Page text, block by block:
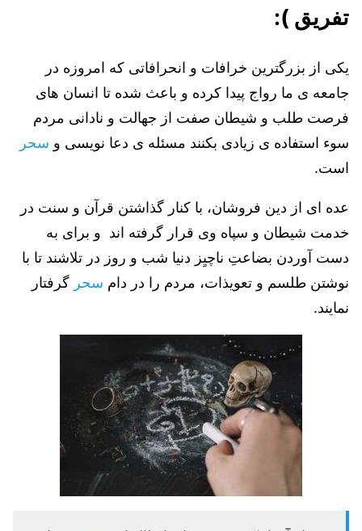
تفریق ):
یکی از بزرگترین خرافات و انحرافاتی که امروزه در
جامعه ی ما رواج پیدا کرده و باعث شده تا انسان های
فرصت طلب و شیطان صفت از جهالت و نادانی مردم
سوء استفاده ی زیادی بکنند مسئله ی دعا نویسی و سحر
است.
عده ای از دین فروشان، با کنار گذاشتن قرآن و سنت در
خدمت شیطان و سپاه وی قرار گرفته اند و برای به
دست آوردن بضاعتِ ناچیِز دنیا شب و روز در تلاشند تا با
نوشتن طلسم و تعویذات، مردم را در دام سحر گرفتار
نمایند.